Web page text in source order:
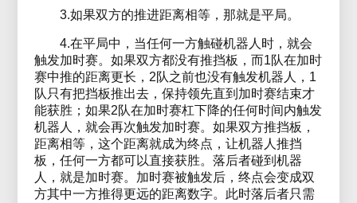
3.如果双方的推进距离相等，那就是平局。
4.在平局中，当任何一方触碰机器人时，就会
触发加时赛。如果双方都没有推挡板，而1队在加时
赛中推的距离更长，2队之前也没有触发机器人，1
队只有把挡板推出去，保持领先直到加时赛结束才
能获胜；如果2队在加时赛杠下降的任何时间内触发
机器人，就会再次触发加时赛。如果双方推挡板，
距离相等，这个距离就成为终点，让机器人推挡
板，任何一方都可以直接获胜。落后者碰到机器
人，就是加时赛。加时赛被触发后，终点会变成双
方其中一方推得更远的距离数字。此时落后者只需